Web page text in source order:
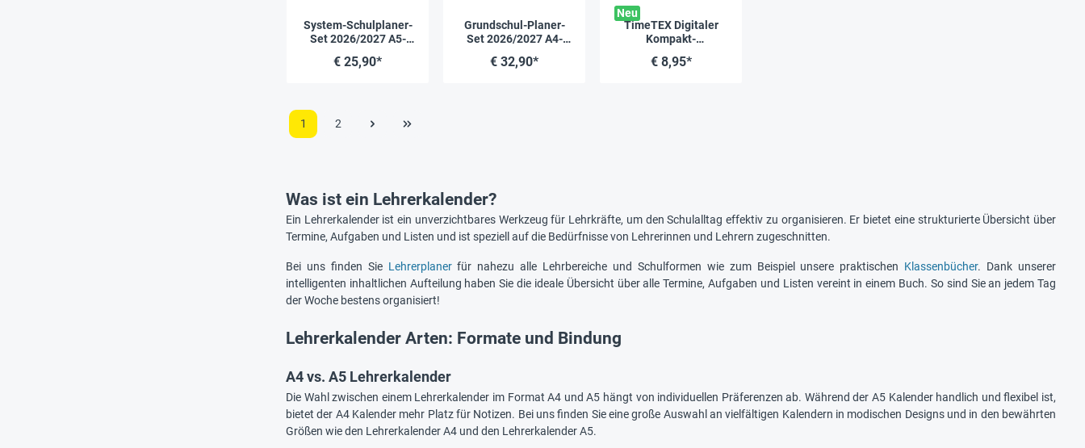
System-Schulplaner-
Set 2026/2027 A5-
€ 25,90*
Grundschul-Planer-
Set 2026/2027 A4-
€ 32,90*
Neu
TimeTEX Digitaler
Kompakt-
DigiPlan 2026/2027
€ 8,95*
1 2
Was ist ein Lehrerkalender?
Ein Lehrerkalender ist ein unverzichtbares Werkzeug für Lehrkräfte, um den Schulalltag effektiv zu organisieren. Er bietet eine strukturierte Übersicht über
Termine, Aufgaben und Listen und ist speziell auf die Bedürfnisse von Lehrerinnen und Lehrern zugeschnitten.
Bei uns finden Sie Lehrerplanerfür nahezu alle Lehrbereiche und Schulformen wie zum Beispiel unsere praktischen Klassenbücher. Dank unserer
intelligenten inhaltlichen Aufteilung haben Sie die ideale Übersicht über alle Termine, Aufgaben und Listen vereint in einem Buch. So sind Sie an jedem Tag
der Woche bestens organisiert!
Lehrerkalender Arten: Formate und Bindung
A4 vs. A5 Lehrerkalender
Die Wahl zwischen einem Lehrerkalender im Format A4 und A5 hängt von individuellen Präferenzen ab. Während der A5 Kalender handlich und flexibel ist,
bietet der A4 Kalender mehr Platz für Notizen. Bei uns finden Sie eine große Auswahl an vielfältigen Kalendern in modischen Designs und in den bewährten
Größen wie den Lehrerkalender A4 und den Lehrerkalender A5.